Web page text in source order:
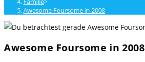
Awesome Foursome in 2008
Awesome Foursome in 2008